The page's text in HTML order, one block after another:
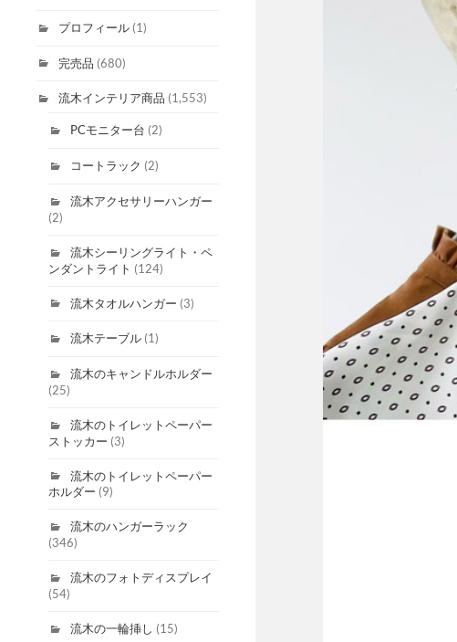
プロフィール (1)
完売品 (680)
流木インテリア商品 (1,553)
PCモニター台 (2)
コートラック (2)
流木アクセサリーハンガー
(2)
流木シーリングライト・ペ
ンダントライト (124)
流木タオルハンガー (3)
流木テーブル(1)
流木のキャンドルホルダー
(25)
流木のトイレットペーパー
ストッカー (3)
流木のトイレットペーパー
ホルダー (9)
流木のハンガーラック
(346)
流木のフォトディスプレイ
(54)
流木の一輪挿し (15)